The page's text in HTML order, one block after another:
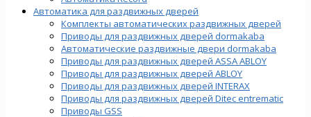
Автоматика для раздвижных дверей
Комплекты автоматических раздвижных дверей
Приводы для раздвижных дверей dormakaba
Автоматические раздвижные двери dormakaba
Приводы для раздвижных дверей ASSA ABLOY
Приводы для раздвижных дверей ABLOY
Приводы для раздвижных дверей INTERAX
Приводы для раздвижных дверей Ditec entrematic
Приводы GSS